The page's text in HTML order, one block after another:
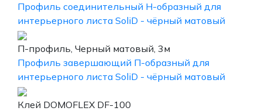
Профиль соединительный Н-образный для
интерьерного листа SoliD - чёрный матовый
П-профиль, Черный матовый, 3м
Профиль завершающий П-образный для
интерьерного листа SoliD - чёрный матовый
Клей DOMOFLEX DF-100